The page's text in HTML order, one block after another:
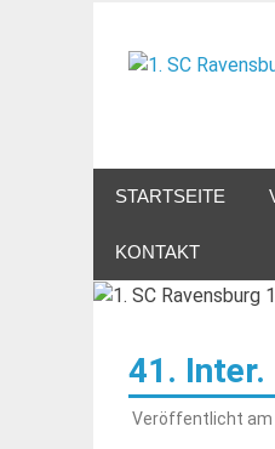
springen
STARTSEITE
KONTAKT
41.
Veröffentlicht am